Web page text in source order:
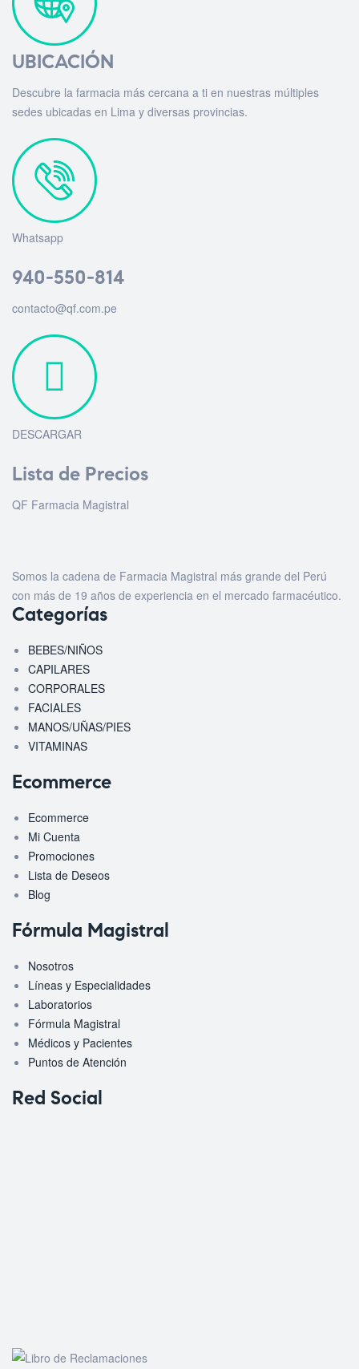
UBICACIÓN
Descubre la farmacia más cercana a ti en nuestras múltiples
sedes ubicadas en Lima y diversas provincias.
Whatsapp
940-550-814
contacto@qf.com.pe
DESCARGAR
Lista de Precios
QF Farmacia Magistral
Somos la cadena de Farmacia Magistral más grande del Perú
con más de 19 años de experiencia en el mercado farmacéutico.
Categorías
BEBES/NIÑOS
CAPILARES
CORPORALES
FACIALES
MANOS/UÑAS/PIES
VITAMINAS
Ecommerce
Ecommerce
Mi Cuenta
Promociones
Lista de Deseos
Blog
Fórmula Magistral
Nosotros
Líneas y Especialidades
Laboratorios
Fórmula Magistral
Médicos y Pacientes
Puntos de Atención
Red Social